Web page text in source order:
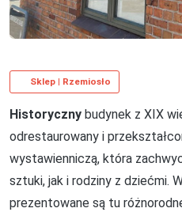
Sklep | Rzemiosło
Historyczny budynek z XIX
odrestaurowany i
wystawienniczą, która
sztuki, jak i rodziny z dziećmi.
prezentowane są tu